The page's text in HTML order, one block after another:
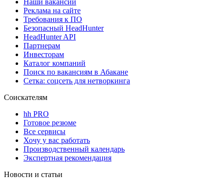
Реклама на сайте
Требования к ПО
Безопасный HeadHunter
HeadHunter API
Партнерам
Инвесторам
Каталог компаний
Поиск по вакансиям в Абакане
Сетка: соцсеть для нетворкинга
Соискателям
hh PRO
Готовое резюме
Все сервисы
Хочу у вас работать
Производственный календарь
Экспертная рекомендация
Новости и статьи